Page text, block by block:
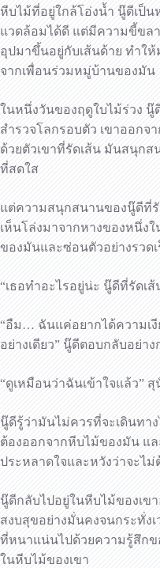
หีบไม้ที่อยู่ใกล้โอ่งน้ำ นู๊ดีเป็
แวดล้อมได้ดี แต่มีความขี้ขล
อุปมาขึ้นอยู่กับเส้นด้าย ทำให้
จากเพื่อนร่วมหมู่บ้านของมัน
ในหนึ่งวันของฤดูใบไม้ร่วง นู๊
สำรวจโลกรอบตัว เขาออกจ
ด้วยตัวเขาที่รัดเส้น มันสนุกส
ที่สดใส
แต่ความสนุกสนานของนู๊ดีที่
เห็นโล่งมาจากหางของหนึ่ง
ของมันและซ่อนตัวอย่างรวดเ
“เธอทำอะไรอยู่น่ะ นู๊ดีที่รัดเส้
“อืม… ฉันแค่อยากได้ความเ
อย่างเดียว” นู๊ดีตอบกลับอย่า
“ดูเหมือนว่าฉันเข้าใจแล้ว”
นู๊ดีรู้ว่ามันไม่ควรที่จะเดินทา
ต้องออกจากหีบไม้ของมัน แ
ประหลาดใจและหวังว่าจะไ
นู๊ดีกลับไปอยู่ในหีบไม้ของเข
สงบสุขอย่างมั่นคงจนกระทั่ง
ที่หนาแน่นไปด้วยความรู้สึก
ในหีบไม้ของเขา